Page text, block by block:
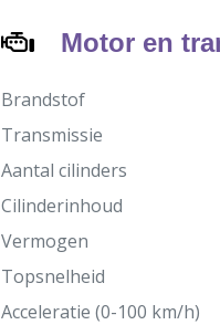
Motor en
Brandstof
Transmissie
Aantal cilinders
Cilinderinhoud
Vermogen
Topsnelheid
Acceleratie (0-100 km/h)